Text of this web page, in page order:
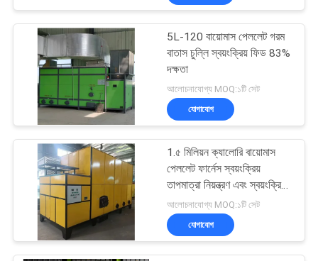
সাইট
গোপনীয়তা
নীতি
মিশ্র ফ্লো ড্রায়ার
শস্য ড্রায়ার ছড়িয়ে
13
5L-120 বায়োমাস পেললেট গরম
বাতাস চুল্লি স্বয়ংক্রিয় ফিড 83%
দক্ষতা
আলোচনাযোগ্য MOQ:১টি সেট
যোগাযোগ
1.৫ মিলিয়ন ক্যালোরি বায়োমাস
পেললেট ফার্নেস স্বয়ংক্রিয়
তাপমাত্রা নিয়ন্ত্রণ এবং স্বয়ংক্রিয়
খাওয়ানো সহ।
আলোচনাযোগ্য MOQ:১টি সেট
যোগাযোগ